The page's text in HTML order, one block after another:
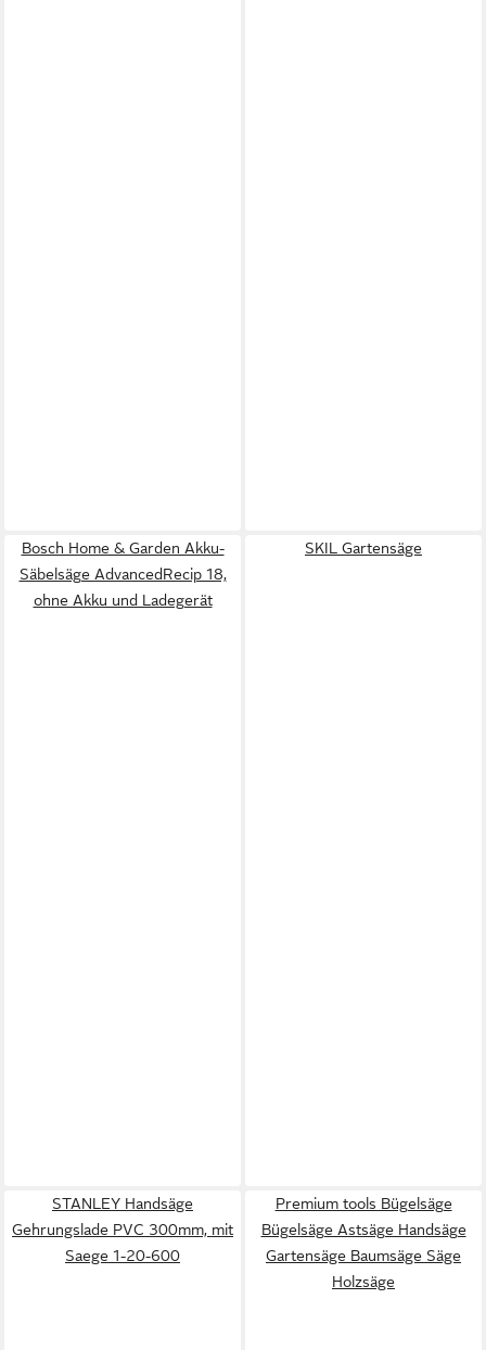
Bosch Home & Garden Akku-
Säbelsäge AdvancedRecip 18,
ohne Akku und Ladegerät
SKIL Gartensäge
STANLEY Handsäge
Gehrungslade PVC 300mm, mit
Saege 1-20-600
Premium tools Bügelsäge
Bügelsäge Astsäge Handsäge
Gartensäge Baumsäge Säge
Holzsäge